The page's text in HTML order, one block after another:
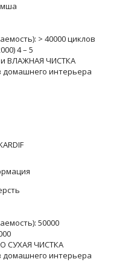
> 40000 циклов
4 – 5
и ВЛАЖНАЯ ЧИСТКА
интерьера
50000
СУХАЯ ЧИСТКА
интерьера